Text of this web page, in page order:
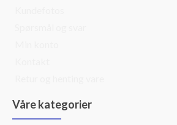
Våre kategorier